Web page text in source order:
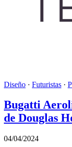
Diseño · Futuristas ·
Bugatti
de Douglas
04/04/2024